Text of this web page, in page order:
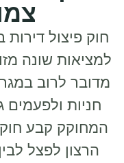
חוק פיצול
למציאות שונה
מדובר לרוב
חניות
המחוקק קבע
הרצון לפצל